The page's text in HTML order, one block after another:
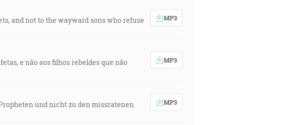
and not to the wayward sons who refuse
MP3
e não aos filhos rebeldes que não
MP3
und nicht zu den missratenen
MP3